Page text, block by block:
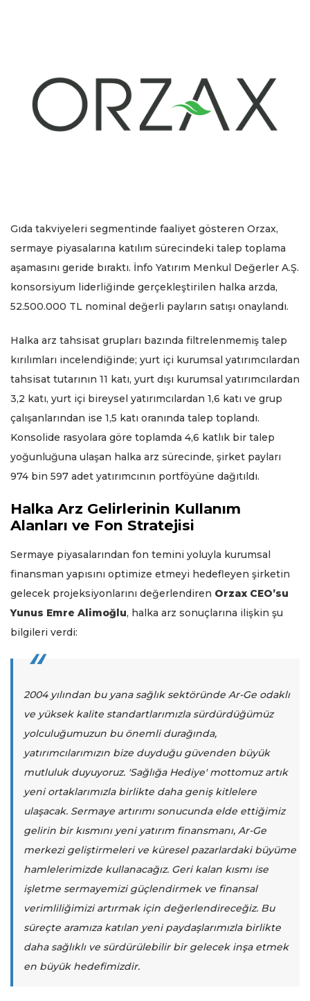
Gıda takviyeleri segmentinde faaliyet gösteren Orzax,
sermaye piyasalarına katılım sürecindeki talep toplama
aşamasını geride bıraktı. İnfo Yatırım Menkul Değerler A.Ş.
konsorsiyum liderliğinde gerçekleştirilen halka arzda,
52.500.000 TL nominal değerli payların satışı onaylandı.
Halka arz tahsisat grupları bazında filtrelenmemiş talep
kırılımları incelendiğinde; yurt içi kurumsal yatırımcılardan
tahsisat tutarının 11 katı, yurt dışı kurumsal yatırımcılardan
3,2 katı, yurt içi bireysel yatırımcılardan 1,6 katı ve grup
çalışanlarından ise 1,5 katı oranında talep toplandı.
Konsolide rasyolara göre toplamda 4,6 katlık bir talep
yoğunluğuna ulaşan halka arz sürecinde, şirket payları
974 bin 597 adet yatırımcının portföyüne dağıtıldı.
Halka Arz Gelirlerinin Kullanım
Alanları ve Fon Stratejisi
Sermaye piyasalarından fon temini yoluyla kurumsal
finansman yapısını optimize etmeyi hedefleyen şirketin
gelecek projeksiyonlarını değerlendiren Orzax CEO’su
Yunus Emre Alimoğlu, halka arz sonuçlarına ilişkin şu
bilgileri verdi:
2004 yılından bu yana sağlık sektöründe Ar-Ge odaklı
ve yüksek kalite standartlarımızla sürdürdüğümüz
yolculuğumuzun bu önemli durağında,
yatırımcılarımızın bize duyduğu güvenden büyük
mutluluk duyuyoruz. 'Sağlığa Hediye' mottomuz artık
yeni ortaklarımızla birlikte daha geniş kitlelere
ulaşacak. Sermaye artırımı sonucunda elde ettiğimiz
gelirin bir kısmını yeni yatırım finansmanı, Ar-Ge
merkezi geliştirmeleri ve küresel pazarlardaki büyüme
hamlelerimizde kullanacağız. Geri kalan kısmı ise
işletme sermayemizi güçlendirmek ve finansal
verimliliğimizi artırmak için değerlendireceğiz. Bu
süreçte aramıza katılan yeni paydaşlarımızla birlikte
daha sağlıklı ve sürdürülebilir bir gelecek inşa etmek
en büyük hedefimizdir.